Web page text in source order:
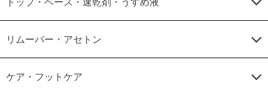
リムーバー・アセトン
ケア・フットケア